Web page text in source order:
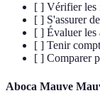
[ ] Vérifier les
[ ] S'assurer
[ ] Évaluer les
[ ] Tenir
[ ] Comparer
Aboca Mauve